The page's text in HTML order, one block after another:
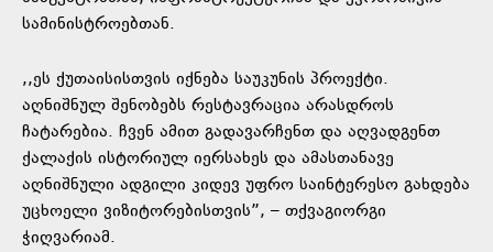
სამინისტროებთან.
,,ეს ქუთაისისთვის იქნება საუკუნის პროექტი.
აღნიშნულ შენობებს რესტავრაცია არასდროს
ჩატარებია. ჩვენ ამით გადავარჩენთ და აღვადგენთ
ქალაქის ისტორიულ იერსახეს და ამასთანავე
აღნიშნული ადგილი კიდევ უფრო საინტერესო გახდება
უცხოელი ვიზიტორებისთვის”, – თქვაგიორგი
ჭიღვარიამ.